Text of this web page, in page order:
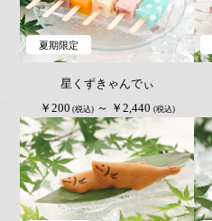
夏期限定
星くずきゃんでぃ
￥200 (税込) ～ ￥2,440 (税込)